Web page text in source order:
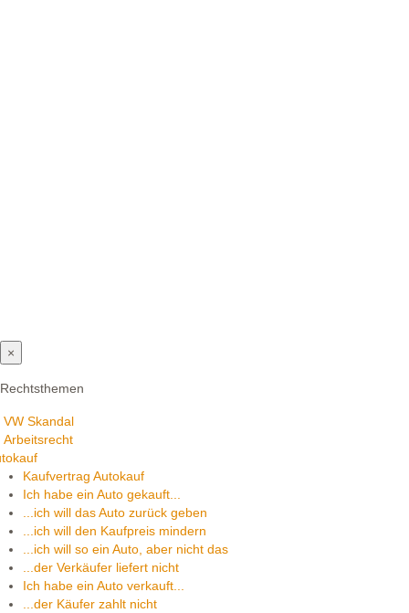
×
Rechtsthemen
VW Skandal
Arbeitsrecht
Kaufvertrag Autokauf
Ich habe ein Auto gekauft...
...ich will das Auto zurück geben
...ich will den Kaufpreis mindern
...ich will so ein Auto, aber nicht das
...der Verkäufer liefert nicht
Ich habe ein Auto verkauft...
...der Käufer zahlt nicht